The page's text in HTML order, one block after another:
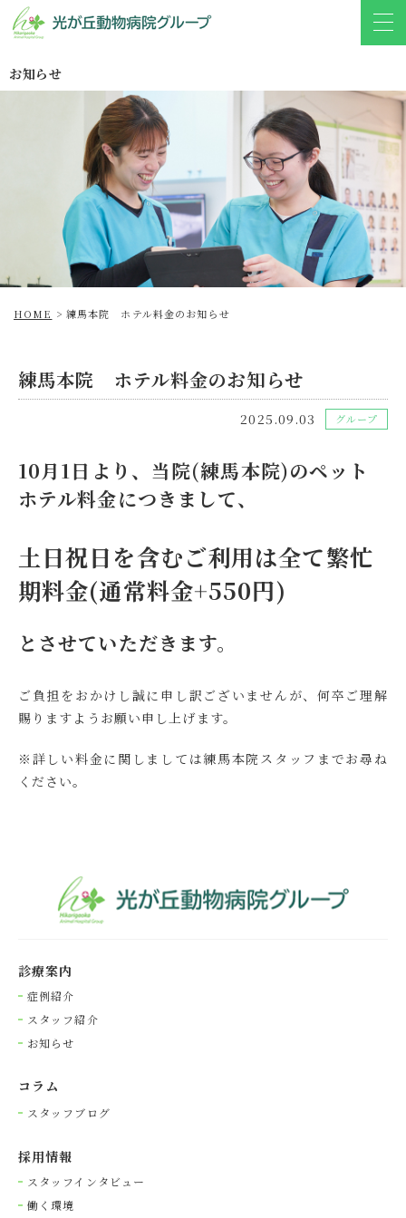
お知らせ
HOME > 練馬本院 ホテル料金のお知らせ
練馬本院 ホテル料金のお知らせ
2025.09.03 グループ
10月1日より、当院(練馬本院)のペット
ホテル料金につきまして、
土日祝日を含むご利用は全て繁忙
期料金(通常料金+550円)
とさせていただきます。
ご負担をおかけし誠に申し訳ございませんが、何卒ご理解
賜りますようお願い申し上げます。
※詳しい料金に関しましては練馬本院スタッフまでお尋ね
ください。
診療案内
症例紹介
スタッフ紹介
お知らせ
コラム
スタッフブログ
採⽤情報
スタッフインタビュー
働く環境